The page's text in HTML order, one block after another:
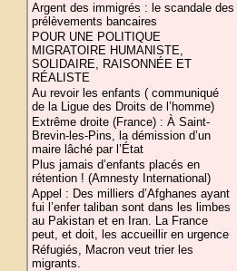
Argent des immigrés : le scandale des
prélèvements bancaires
POUR UNE POLITIQUE
MIGRATOIRE HUMANISTE,
SOLIDAIRE, RAISONNÉE ET
RÉALISTE
Au revoir les enfants ( communiqué
de la Ligue des Droits de l’homme)
Extrême droite (France) : À Saint-
Brevin-les-Pins, la démission d’un
maire lâché par l’État
Plus jamais d’enfants placés en
rétention ! (Amnesty International)
Appel : Des milliers d’Afghanes ayant
fui l’enfer taliban sont dans les limbes
au Pakistan et en Iran. La France
peut, et doit, les accueillir en urgence
Réfugiés, Macron veut trier les
migrants.